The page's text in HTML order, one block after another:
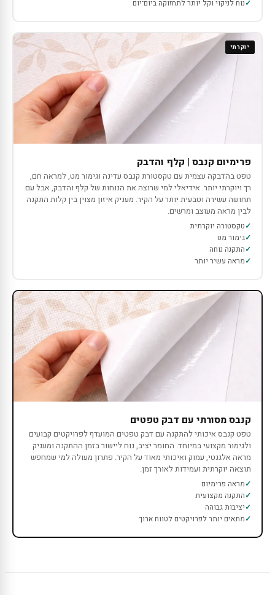
נוח לניקוי וקל יותר לתחזוקה ביום־יום
יוקרתי
פרימיום קנבס | קלף והדבק
טפט בהדבקה עצמית עם טקסטורת קנבס עדינה וגימור מט, למראה חם,
רך ויוקרתי יותר. אידיאלי למי שרוצה את הנוחות של קלף והדבק, אבל עם
תחושה עשירה וטבעית יותר על הקיר. מעניק איזון מצוין בין קלות התקנה
לבין מראה מעוצב ומרשים.
טקסטורה יוקרתית
גימור מט
התקנה נוחה
מראה עשיר יותר
קנבס מסורתי עם דבק טפטים
טפט קנבס איכותי להתקנה עם דבק טפטים המועדף לפרויקטים קבועים
ולגימור מקצועי במיוחד. החומר יציב, נוח ליישור בזמן ההתקנה ומעניק
מראה אלגנטי, עמוק ואיכותי מאוד על הקיר. פתרון מעולה למי שמחפש
תוצאה יוקרתית ועמידות לאורך זמן.
מראה פרימיום
התקנה מקצועית
יציבות גבוהה
מתאים יותר לפרויקטים לטווח ארוך